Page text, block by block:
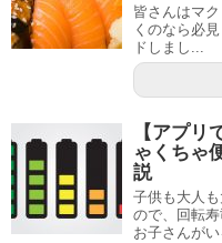
皆さんはマ
くのなら必
ドしまし...
【アプリ
ゃくちゃ
説
子供も大人
ので、回転
お子さんが